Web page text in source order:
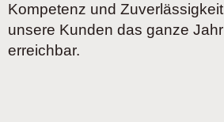
Kompetenz und
unsere Kunden das ganze
erreichbar.